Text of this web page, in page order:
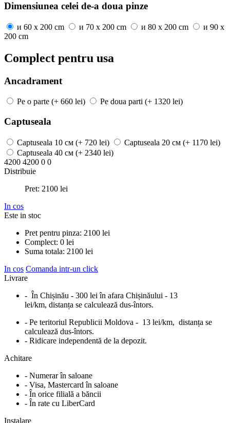
Dimensiunea celei de-a doua pinze
и 60 x 200 cm и 70 x 200 cm и 80 x 200 cm и 90 x
200 cm
Complect pentru usa
Ancadrament
Pe o parte (+ 660 lei) Pe doua parti (+ 1320 lei)
Captuseala
Captuseala 10 см (+ 720 lei) Captuseala 20 см (+ 1170 lei)
Captuseala 40 см (+ 2340 lei)
4200 4200 0 0
Distribuie
Pret: 2100 lei
In cos
Este in stoc
Pret pentru pinza: 2100 lei
Complect: 0 lei
Suma totala: 2100 lei
In cos Comanda intr-un click
Livrare
- În Chișinău - 300 lei în afara Chișinăului - 13
lei/km, distanța se calculează dus-întors.
- Pe teritoriul Republicii Moldova - 13 lei/km, distanța se
calculează dus-întors.
- Ridicare independentă de la depozit.
Achitare
- Numerar în saloane
- Visa, Mastercard în saloane
- În orice filială a băncii
- În rate cu LiberCard
Instalare